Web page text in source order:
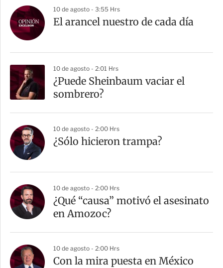
10 de agosto - 3:55 Hrs
El arancel nuestro de cada día
10 de agosto - 2:01 Hrs
¿Puede Sheinbaum vaciar el
sombrero?
10 de agosto - 2:00 Hrs
¿Sólo hicieron trampa?
10 de agosto - 2:00 Hrs
¿Qué “causa” motivó el asesinato
en Amozoc?
10 de agosto - 2:00 Hrs
Con la mira puesta en México